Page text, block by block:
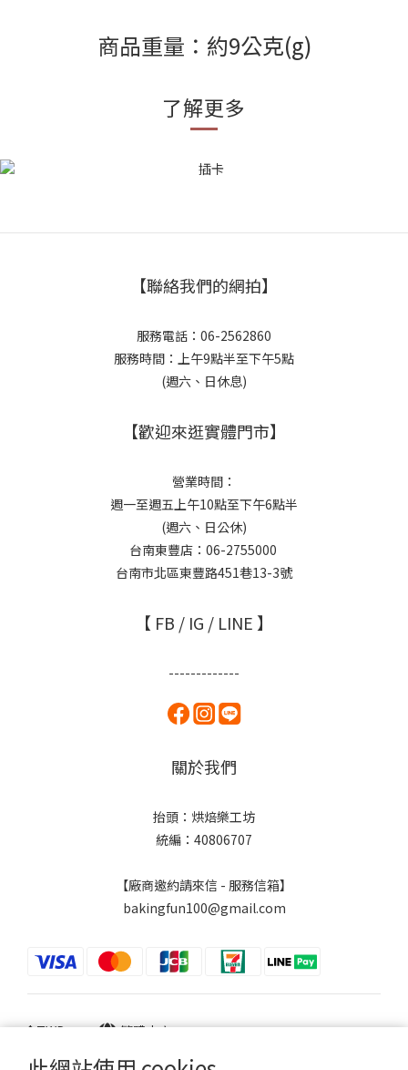
商品重量：約9公克(g)
了解更多
【聯絡我們的網拍】
服務電話：06-2562860
服務時間：上午9點半至下午5點
(週六、日休息)
【歡迎來逛實體門市】
營業時間：
週一至週五上午10點至下午6點半
(週六、日公休)
台南東豐店：06-2755000
台南市北區東豐路451巷13-3號
【 FB / IG / LINE 】
-------------
關於我們
抬頭：烘焙樂工坊
統編：40806707
【廠商邀約請來信 - 服務信箱】
bakingfun100@gmail.com
$TWD 繁體中文